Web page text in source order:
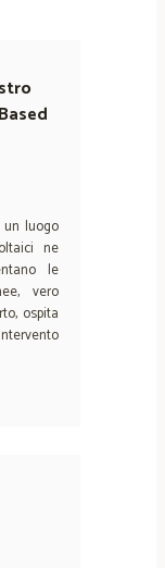
luogo
ne
le
vero
ospita